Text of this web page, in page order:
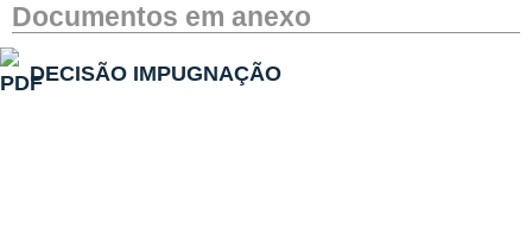
Documentos em anexo
DECISÃO IMPUGNAÇÃO